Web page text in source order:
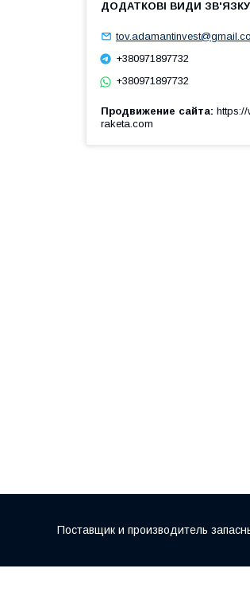
+380971897732
+380971897732
Продвижение сайта https://
raketa.com
Поставщик и производитель